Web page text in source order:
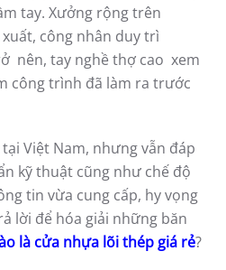
tay. Xưởng rộng trên
công nhân duy trì
nên, tay nghề thợ cao xem
công trình đã làm ra trước
Việt Nam, nhưng vẫn đáp
kỹ thuật cũng như chế độ
tin vừa cung cấp, hy vọng
lời để hóa giải những băn
là cửa nhựa lõi thép giá rẻ?